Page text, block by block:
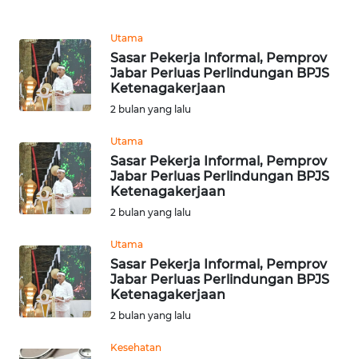
Utama
Sasar Pekerja Informal, Pemprov
Jabar Perluas Perlindungan BPJS
Ketenagakerjaan
2 bulan yang lalu
Utama
Sasar Pekerja Informal, Pemprov
Jabar Perluas Perlindungan BPJS
Ketenagakerjaan
2 bulan yang lalu
Utama
Sasar Pekerja Informal, Pemprov
Jabar Perluas Perlindungan BPJS
Ketenagakerjaan
2 bulan yang lalu
Kesehatan
SULTENG
WN
SULBAR
WN
BABEL
WN
WN
SUMSEL
BENGKULU